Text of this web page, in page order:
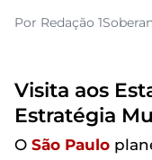
Por Redação
Visita aos
Estratégia
O São Paulo